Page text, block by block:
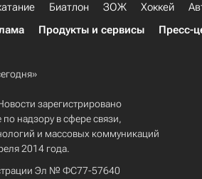
Биатлон ЗОЖ Хоккей
Продукты и сервисы Пресс-
зарегистрировано
надзору в сфере связи,
и массовых коммуникаций
2014 года.
Эл № ФС77-57640